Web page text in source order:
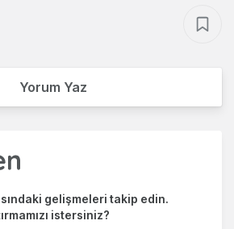
Yorum Yaz
gelişmeleri takip edin.
istersiniz?